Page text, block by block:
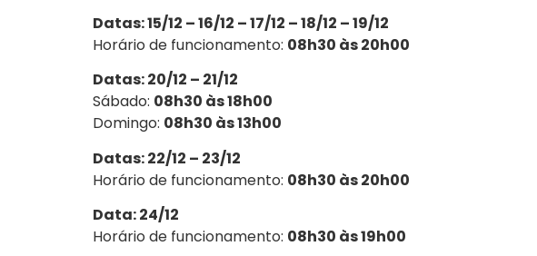
Datas: 15/12 – 16/12 – 17/12 – 18/12 – 19/12
Horário de funcionamento: 08h30 às 20h00
Datas: 20/12 – 21/12
Sábado: 08h30 às 18h00
Domingo: 08h30 às 13h00
Datas: 22/12 – 23/12
Horário de funcionamento: 08h30 às 20h00
Data: 24/12
Horário de funcionamento: 08h30 às 19h00